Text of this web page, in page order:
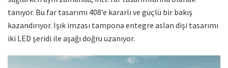
tanıyor. Bu far tasarımı 408’e kararlı ve güçlü bir bakış
kazandırıyor. Işık imzası tampona entegre aslan dişi tasarımı
iki LED şeridi ile aşağı doğru uzanıyor.